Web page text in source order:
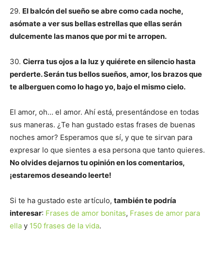
29. El balcón del sueño se abre como cada noche,
asómate a ver sus bellas estrellas que ellas serán
dulcemente las manos que por mi te arropen.
30. Cierra tus ojos a la luz y quiérete en silencio hasta
perderte. Serán tus bellos sueños, amor, los brazos que
te alberguen como lo hago yo, bajo el mismo cielo.
El amor, oh… el amor. Ahí está, presentándose en todas
sus maneras. ¿Te han gustado estas frases de buenas
noches amor? Esperamos que sí, y que te sirvan para
expresar lo que sientes a esa persona que tanto quieres.
No olvides dejarnos tu opinión en los comentarios,
¡estaremos deseando leerte!
Si te ha gustado este artículo, también te podría
interesar: Frases de amor bonitas, Frases de amor para
ella y 150 frases de la vida.